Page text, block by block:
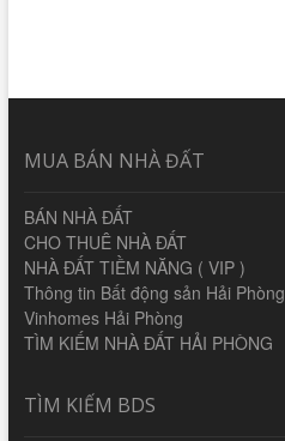
MUA BÁN NHÀ ĐẤT
BÁN NHÀ ĐẤT
CHO THUÊ NHÀ ĐẤT
NHÀ ĐẤT TIỀM NĂNG ( VIP )
Thông tin Bất động sản Hải Phòng
Vinhomes Hải Phòng
TÌM KIẾM NHÀ ĐẤT HẢI PHÒNG
TÌM KIẾM BDS